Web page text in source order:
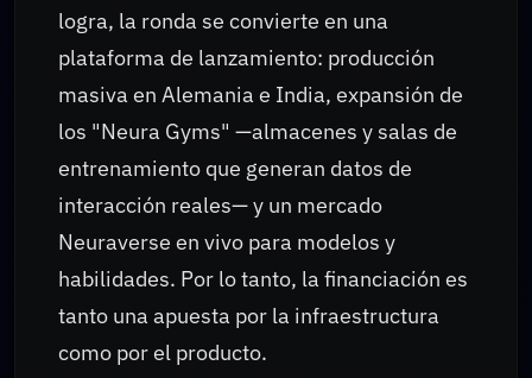
logra, la ronda se convierte en una
plataforma de lanzamiento: producción
masiva en Alemania e India, expansión de
los "Neura Gyms" —almacenes y salas de
entrenamiento que generan datos de
interacción reales— y un mercado
Neuraverse en vivo para modelos y
habilidades. Por lo tanto, la financiación es
tanto una apuesta por la infraestructura
como por el producto.